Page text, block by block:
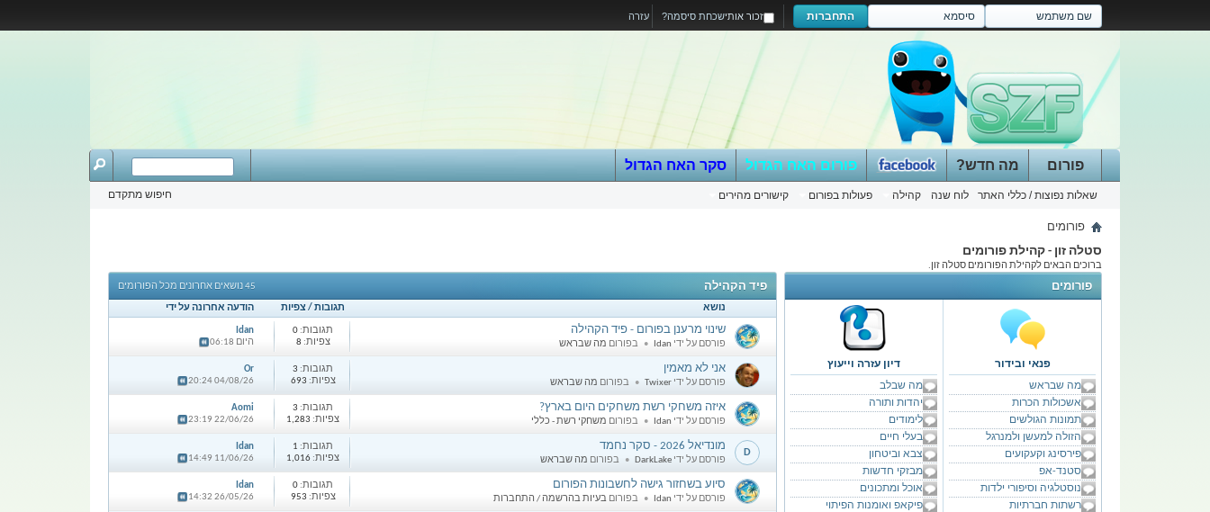
עזרה התחברות זכור אותישכחת סיסמה?
פורום
שאלות נפוצות / כללי האתר לוח שנה קהילה פעולות בפורום קישורים מהירים
מה חדש? פורום האח הגדול סקר האח הגדול
חיפוש מתקדם
פורומים
סטלה זון - קהילת פורומים
ברוכים הבאים לקהילת הפורומים סטלה זון.
פיד הקהילה 45 נושאים אחרונים מכל הפורומים
נושא תגובות / צפיות הודעה אחרונה על ידי
I
שינוי מרענן בפורום - פיד הקהילה
פורסם על ידיIdan בפורום מה שבראש
תגובות: 0
צפיות: 8
Idan
היום 06:18
T
אני לא מאמין
פורסם על ידיTwixer בפורום מה שבראש
תגובות: 3
צפיות: 693
Or
04/08/26 20:24
I
איזה משחקי רשת משחקים היום בארץ?
פורסם על ידיIdan בפורום משחקי רשת - כללי
תגובות: 3
צפיות: 1,283
Aomi
22/06/26 23:19
D
מונדיאל 2026 - סקר נחמד
פורסם על ידיDarkLake בפורום מה שבראש
תגובות: 1
צפיות: 1,016
Idan
11/06/26 14:49
I
סיוע בשחזור גישה לחשבונות הפורום
פורסם על ידיIdan בפורוםבעיות בהרשמה / התחברות
תגובות: 0
צפיות: 953
Idan
26/05/26 14:32
פורומים
פנאי ובידור
מה שבראש
אשכולות הכרות
תמונות הגולשים
הזולה למעשן ולמנרגל
פירסינג וקעקועים
סטנד-אפ
נוסטלגיה וסיפורי ילדות
רשתות חברתיות
דיון עזרה וייעוץ
מה שבלב
יהדות ותורה
לימודים
בעלי חיים
צבא וביטחון
מבזקי חדשות
אוכל ומתכונים
פיקאפ ואומנות הפיתוי